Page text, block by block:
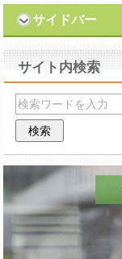
サイドバー
サイト内検索